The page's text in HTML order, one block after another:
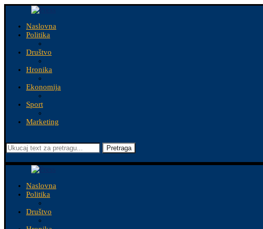
Naslovna
Politika
Društvo
Hronika
Ekonomija
Sport
Marketing
Pretraga
Naslovna
Politika
Društvo